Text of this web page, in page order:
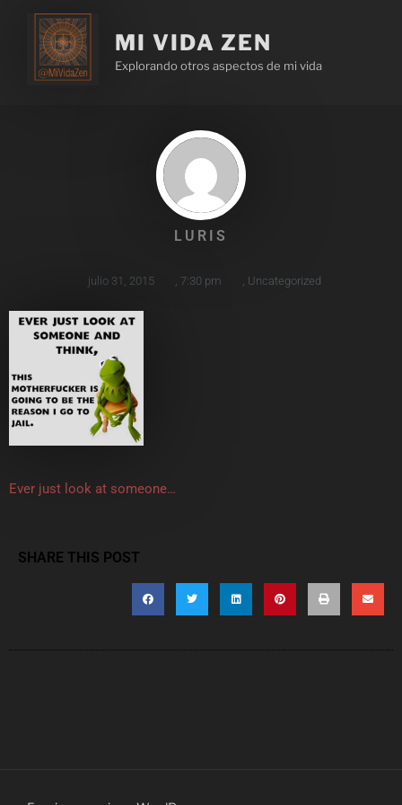
MI VIDA ZEN
Explorando otros aspectos de mi vida
LURIS
julio 31, 2015 7:30 pm Uncategorized
Ever just look at someone…
SHARE THIS POST